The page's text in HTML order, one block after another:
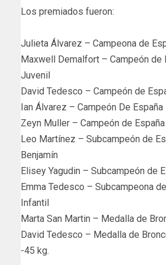
Los premiados fueron:
Julieta Álvarez – Campeona de
Maxwell Demalfort – Campeón de
Juvenil
David Tedesco – Campeón de
Ian Álvarez – Campeón De
Zeyn Muller – Campeón de
Leo Martínez – Subcampeón de
Benjamín
Elisey Yagudin – Subcampeón de
Emma Tedesco – Subcampeona
Infantil
Marta San Martin – Medalla de
David Tedesco – Medalla de
-45 kg.